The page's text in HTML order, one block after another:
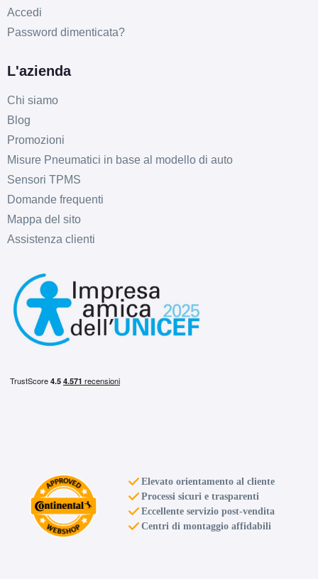
Accedi
Password dimenticata?
L'azienda
Chi siamo
Blog
Promozioni
Misure Pneumatici in base al modello di auto
Sensori TPMS
Domande frequenti
Mappa del sito
Assistenza clienti
Elevato orientamento al cliente
Processi sicuri e trasparenti
Eccellente servizio post-vendita
Centri di montaggio affidabili